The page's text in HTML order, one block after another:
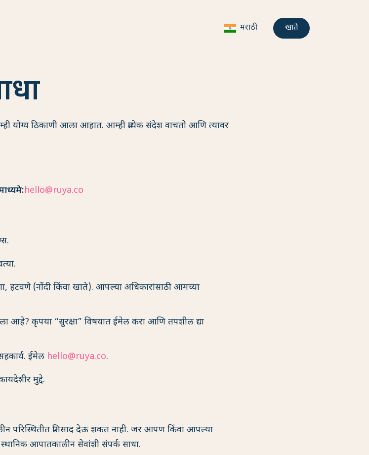
मराठी खाते
योग्य ठिकाणी आला आहात. आम्ही प्रत्येक संदेश वाचतो आणि त्यावर
hello@ruya.co
हटवणे (नोंदी किंवा खाते). आपल्या अधिकारांसाठी आमच्या
आहे? कृपया “सुरक्षा” विषयात ईमेल करा आणि तपशील द्या
ईमेल hello@ruya.co.
मुद्दे.
परिस्थितीत प्रतिसाद देऊ शकत नाही. जर आपण किंवा आपल्या
आपातकालीन सेवांशी संपर्क साधा.